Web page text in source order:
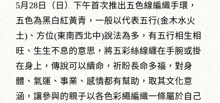
5月28日（日）下午首次推出五色線編織手環，
五色為黑白紅黃青，一般以代表五行(金木水火
土)、方位(東南西北中)說法為多，有五行相生相
旺、生生不息的意思，將五彩絲線纏在手腕或掛
在身上，傳說可以續命，祈盼長命多福，對身
體、氣運、事業、感情都有幫助，取其文化意
涵，讓參與的親子以各色彩繩編織一條屬於自己